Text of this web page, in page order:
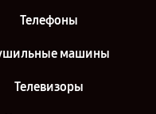
Телефоны
машины
Телевизоры